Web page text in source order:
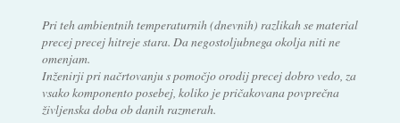
Pri teh ambientnih temperaturnih (dnevnih) razlikah se material
precej precej hitreje stara. Da negostoljubnega okolja niti ne
omenjam.
Inženirji pri načrtovanju s pomočjo orodij precej dobro vedo, za
vsako komponento posebej, koliko je pričakovana povprečna
življenska doba ob danih razmerah.